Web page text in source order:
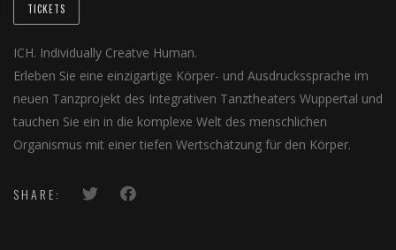
TICKETS
ICH. Individually Creatve Human.
Erleben Sie eine einzigartige Körper- und Ausdruckssprache im
neuen Tanzprojekt des Integrativen Tanztheaters Wuppertal und
tauchen Sie ein in die komplexe Welt des menschlichen
Organismus mit einer tiefen Wertschätzung für den Körper.
SHARE: